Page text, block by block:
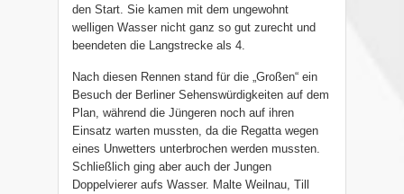
den Start. Sie kamen mit dem ungewohnt
welligen Wasser nicht ganz so gut zurecht und
beendeten die Langstrecke als 4.
Nach diesen Rennen stand für die „Großen“ ein
Besuch der Berliner Sehenswürdigkeiten auf dem
Plan, während die Jüngeren noch auf ihren
Einsatz warten mussten, da die Regatta wegen
eines Unwetters unterbrochen werden mussten.
Schließlich ging aber auch der Jungen
Doppelvierer aufs Wasser. Malte Weilnau, Till